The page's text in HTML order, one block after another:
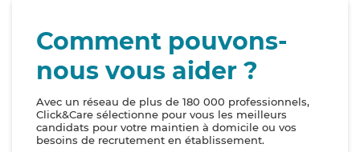
Comment pouvons-
nous vous aider ?
Avec un réseau de plus de 180 000 professionnels,
Click&Care sélectionne pour vous les meilleurs
candidats pour votre maintien à domicile ou vos
besoins de recrutement en établissement.